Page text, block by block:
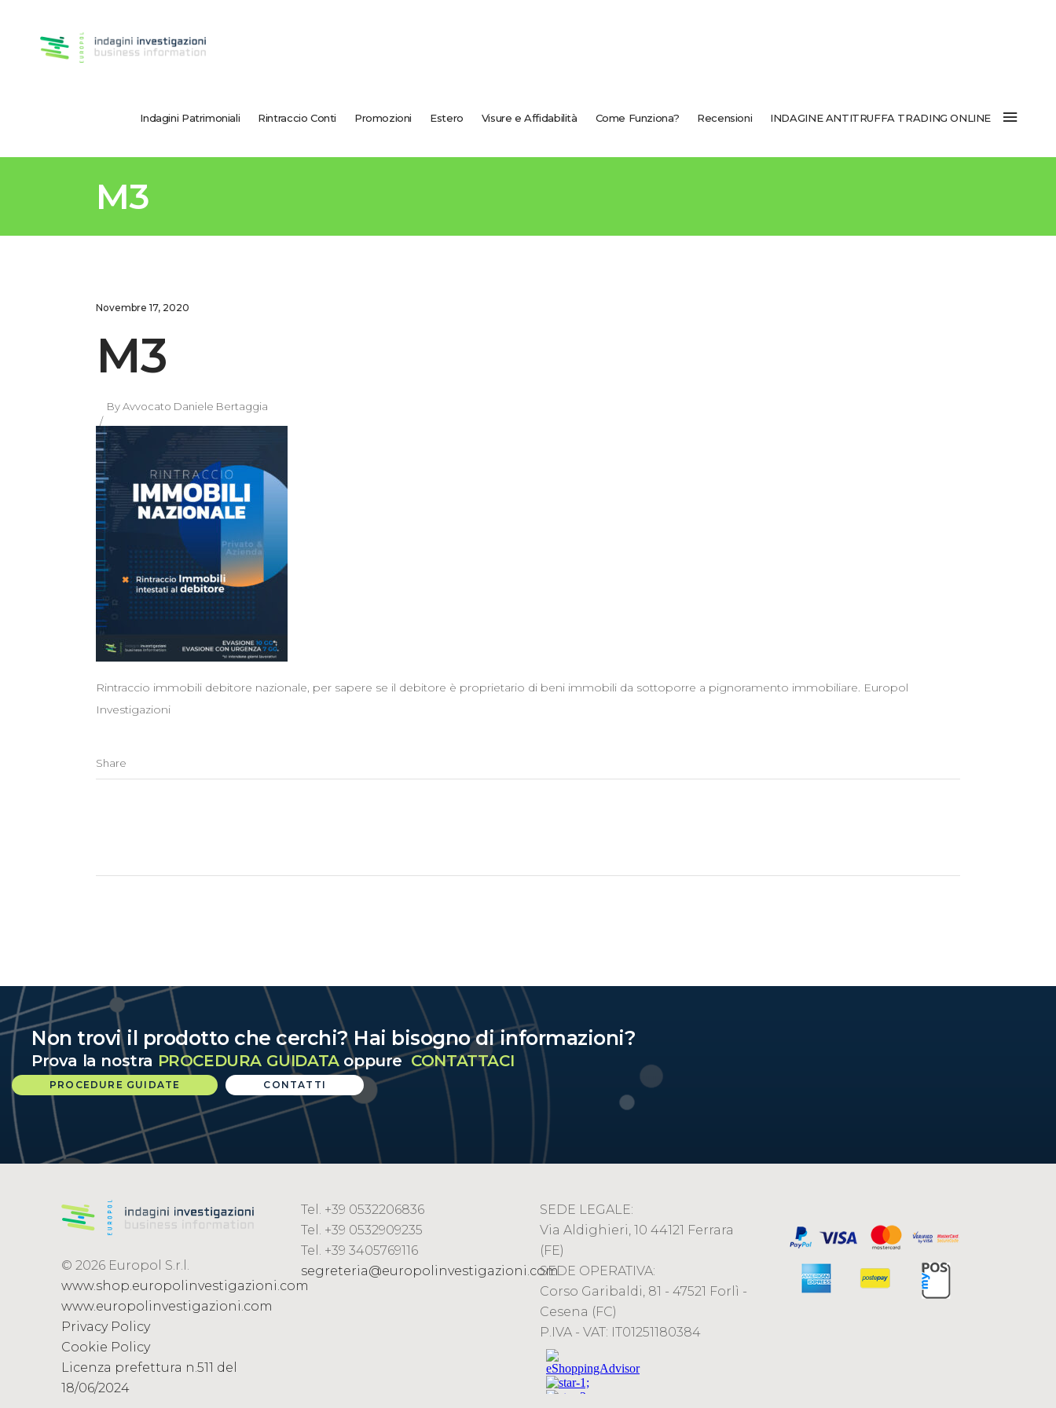
Indagini Patrimoniali Rintraccio Conti Promozioni Estero Visure e Affidabilità Come Funziona? Recensioni INDAGINE ANTITRUFFA TRADING ONLINE
M3
Novembre 17, 2020
M3
ByAvvocato Daniele Bertaggia
Rintraccio immobili debitore nazionale, per sapere se il debitore è proprietario di beni immobili da sottoporre a pignoramento immobiliare. Europol
Investigazioni
Share
Non trovi il prodotto che cerchi? Hai bisogno di informazioni?
Prova la nostra PROCEDURA GUIDATAoppureCONTATTACI
PROCEDURE GUIDATE CONTATTI
© 2026 Europol S.r.l.
www.shop.europolinvestigazioni.com
www.europolinvestigazioni.com
Privacy Policy
Cookie Policy
Licenza prefettura n.511 del
18/06/2024
Tel. +39 0532206836
Tel. +39 0532909235
Tel. +39 3405769116
segreteria@europolinvestigazioni.com
SEDE LEGALE:
Via Aldighieri, 10 44121 Ferrara
(FE)
SEDE OPERATIVA:
Corso Garibaldi, 81 - 47521 Forlì -
Cesena (FC)
P.IVA - VAT: IT01251180384